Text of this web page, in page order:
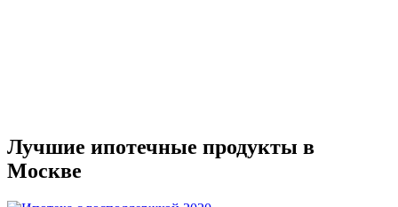
Лучшие ипотечные продукты в
Москве